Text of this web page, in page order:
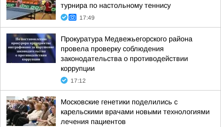
турнира по настольному теннису
17:49
Прокуратура Медвежьегорского района
провела проверку соблюдения
законодательства о противодействии
коррупции
17:12
Московские генетики поделились с
карельскими врачами новыми технологиями
лечения пациентов